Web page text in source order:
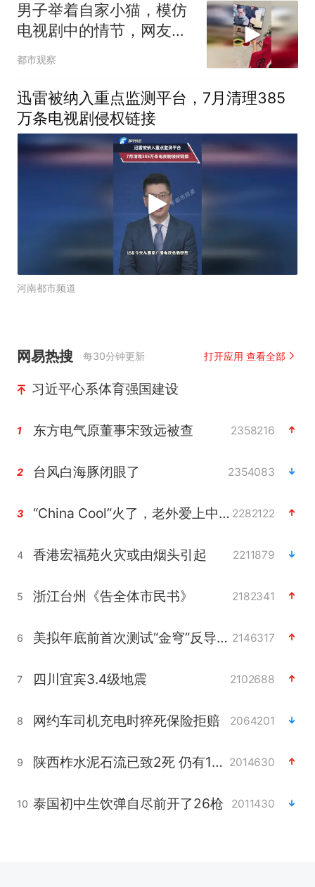
男子举着自家小猫，模仿
电视剧中的情节，网友：
你是怎么说服它的
都市观察
迅雷被纳入重点监测平台，7月清理385
万条电视剧侵权链接
河南都市频道
网易热搜 每30分钟更新 打开应用 查看全部
习近平心系体育强国建设
1 东方电气原董事宋致远被查 2358216
2 台风白海豚闭眼了 2354083
3 “China Cool”火了，老外爱上中国避暑游 2282122
4 香港宏福苑火灾或由烟头引起 2211879
5 浙江台州《告全体市民书》 2182341
6 美拟年底前首次测试“金穹”反导系统 2146317
7 四川宜宾3.4级地震 2102688
8 网约车司机充电时猝死保险拒赔 2064201
9 陕西柞水泥石流已致2死 仍有1人失联 2014630
10 泰国初中生饮弹自尽前开了26枪 2011430